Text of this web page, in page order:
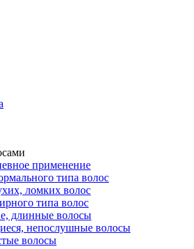
применение
типа волос
ломких волос
типа волос
длинные волосы
непослушные волосы
волосы